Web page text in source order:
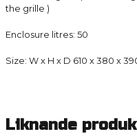
the grille )
Enclosure litres: 50
Size: W x H x D 610 x 380 x
Liknande